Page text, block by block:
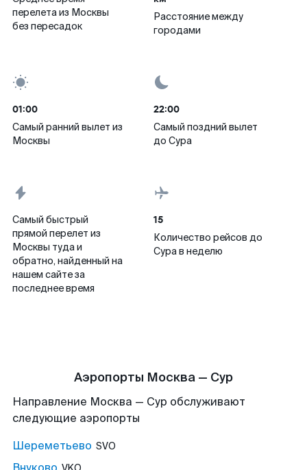
перелета из Москвы
без пересадок
Расстояние между
городами
01:00
Самый ранний вылет из
Москвы
22:00
Самый поздний вылет
до Сура
Самый быстрый
прямой перелет из
Москвы туда и
обратно, найденный на
нашем сайте за
последнее время
15
Количество рейсов до
Сура в неделю
Аэропорты Москва — Сур
Направление Москва — Сур обслуживают
следующие аэропорты
Шереметьево SVO